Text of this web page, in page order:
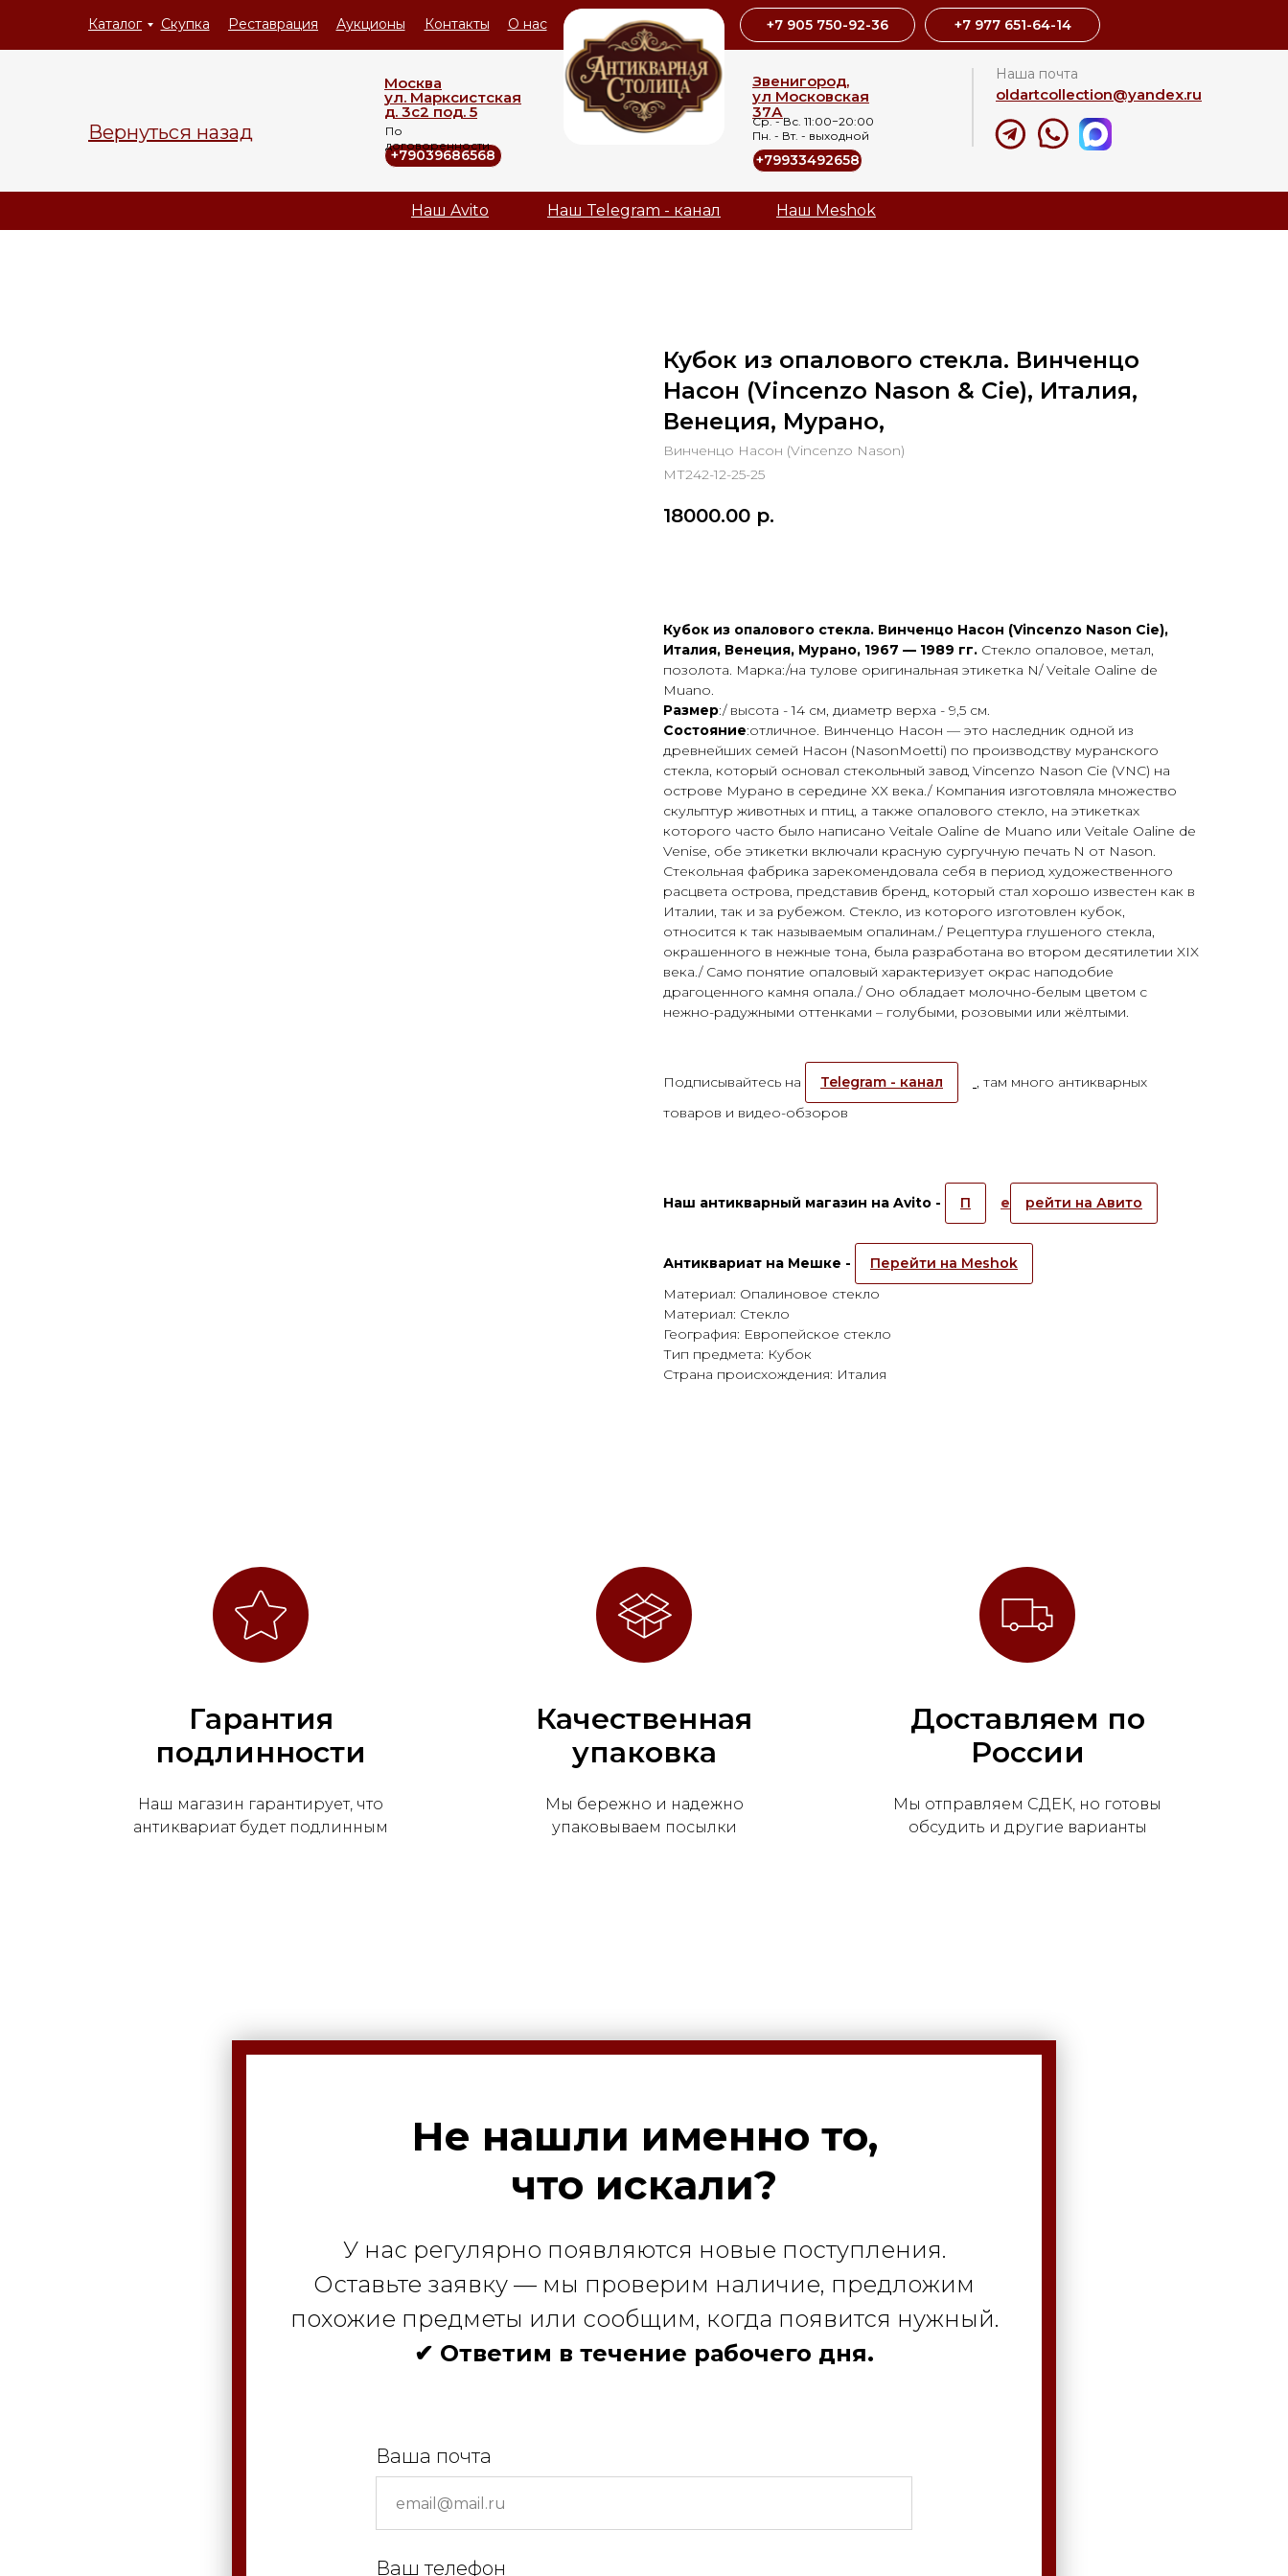
Наша почта
Аукционы
Реставрация
Скупка Контакты О нас
Каталог
oldartcollection@yandex.ru
+7 977 651-64-14
Москва
ул. Марксистская
д. 3с2 под. 5
+79039686568
По
договоренности
+7 905 750-92-36
Вернуться назад
Звенигород,
ул Московская
37А
Ср. - Вс. 11:00−20:00
Пн. - Вт. - выходной
+79933492658
Наш Meshok
Наш Avito Наш Telegram - канал
Кубок из опалового стекла. Винченцо
Насон (Vincenzo Nason & Cie), Италия,
Венеция, Мурано,
Винченцо Насон (Vincenzo Nason)
МТ242-12-25-25
18000.00 р.
Кубок из опалового стекла. Винченцо Насон (Vincenzo Nason Cie),
Италия, Венеция, Мурано, 1967 — 1989 гг. Стекло опаловое, метал,
позолота. Марка:/на тулове оригинальная этикетка N/ Veitale Oaline de
Muano.
Размер:/ высота - 14 см, диаметр верха - 9,5 см.
Состояние:отличное. Винченцо Насон — это наследник одной из
древнейших семей Насон (NasonMoetti) по производству муранского
стекла, который основал стекольный завод Vincenzo Nason Cie (VNC) на
острове Мурано в середине ХХ века./ Компания изготовляла множество
скульптур животных и птиц, а также опалового стекло, на этикетках
которого часто было написано Veitale Oaline de Muano или Veitale Oaline de
Venise, обе этикетки включали красную сургучную печать N от Nason.
Стекольная фабрика зарекомендовала себя в период художественного
расцвета острова, представив бренд, который стал хорошо известен как в
Италии, так и за рубежом. Стекло, из которого изготовлен кубок,
относится к так называемым опалинам./ Рецептура глушеного стекла,
окрашенного в нежные тона, была разработана во втором десятилетии XIX
века./ Само понятие опаловый характеризует окрас наподобие
драгоценного камня опала./ Оно обладает молочно-белым цветом с
нежно-радужными оттенками – голубыми, розовыми или жёлтыми.
Подписывайтесь на Telegram - канал
, там много антикварных
товаров и видео-обзоров
Наш антикварный магазин на Avito - П е рейти на Авито
Антиквариат на Мешке -
Перейти на Meshok
Материал: Опалиновое стекло
Материал: Стекло
География: Европейское стекло
Тип предмета: Кубок
Страна происхождения: Италия
Гарантия
подлинности
Наш магазин гарантирует, что
антиквариат будет подлинным
Качественная
упаковка
Мы бережно и надежно
упаковываем посылки
Доставляем по
России
Мы отправляем СДЕК, но готовы
обсудить и другие варианты
Не нашли именно то,
что искали?
У нас регулярно появляются новые поступления.
Оставьте заявку — мы проверим наличие, предложим
похожие предметы или сообщим, когда появится нужный.
✔ Ответим в течение рабочего дня.
Ваша почта
Ваш телефон